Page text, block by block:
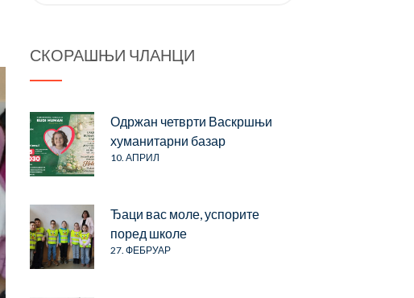
СКОРАШЊИ ЧЛАНЦИ
Одржан четврти Васкршњи
хуманитарни базар
10. АПРИЛ
Ђаци вас моле, успорите
поред школе
27. ФЕБРУАР